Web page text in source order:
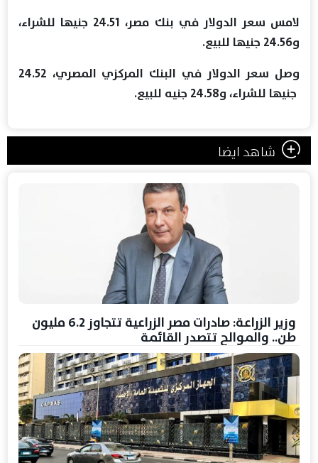
لامس سعر الدولار في بنك مصر، 24.51 جنيها للشراء،
و24.56 جنيها للبيع.
وصل سعر الدولار في البنك المركزي المصري، 24.52
جنيها للشراء، و24.58 جنيه للبيع.
شاهد ايضا
وزير الزراعة: صادرات مصر الزراعية تتجاوز 6.2 مليون
طن.. والموالح تتصدر القائمة